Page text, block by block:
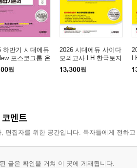
하반기 시대에듀
포스코그룹 온
생산기술직
본서
원
2026 시대에듀 사이다
모의고사 LH 한국토지
주택공사 기술직 NCS
+전공
13,300원
멘트
, 편집자를 위한 공간입니다. 독자들에게 전하
글은 확인을 거쳐 이 곳에 게재됩니다.